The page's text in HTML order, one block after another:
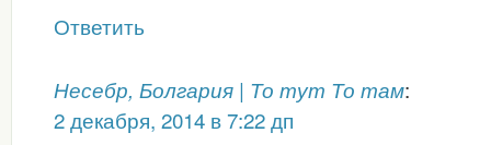
Ответить
Несебр, Болгария | То тут То там:
2 декабря, 2014 в 7:22 дп